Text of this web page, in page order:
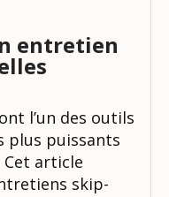
entretien
l’un des outils
plus puissants
Cet article
skip-